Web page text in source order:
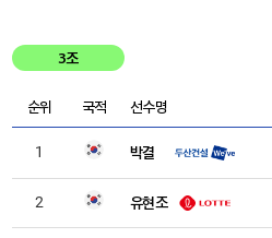
3조
순위 국적 선수명
1 박결
2 유현조